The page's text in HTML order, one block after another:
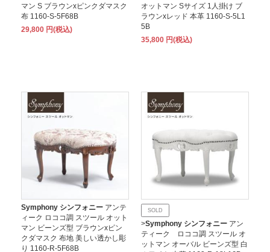
マン S ブラウンxピンクダマスク
布 1160-S-5F68B
29,800 円(税込)
オットマン Sサイズ 1人掛け ブ
ラウンxレッド 本革 1160-S-5L1
5B
35,800 円(税込)
Symphony シンフォニー アンテ
ィーク ロココ調 スツール オット
マン ビーンズ型 ブラウンxピン
クダマスク 布地 美しい透かし彫
り 1160-R-5F68B
SOLD
>Symphony シンフォニー アン
ティーク ロココ調 スツール オ
ットマン オーバル ビーンズ型 白